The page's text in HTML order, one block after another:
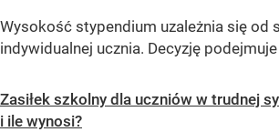
Wysokość stypendium uzależnia się od
indywidualnej ucznia. Decyzję
Zasiłek szkolny dla uczniów w trudnej
i ile wynosi?